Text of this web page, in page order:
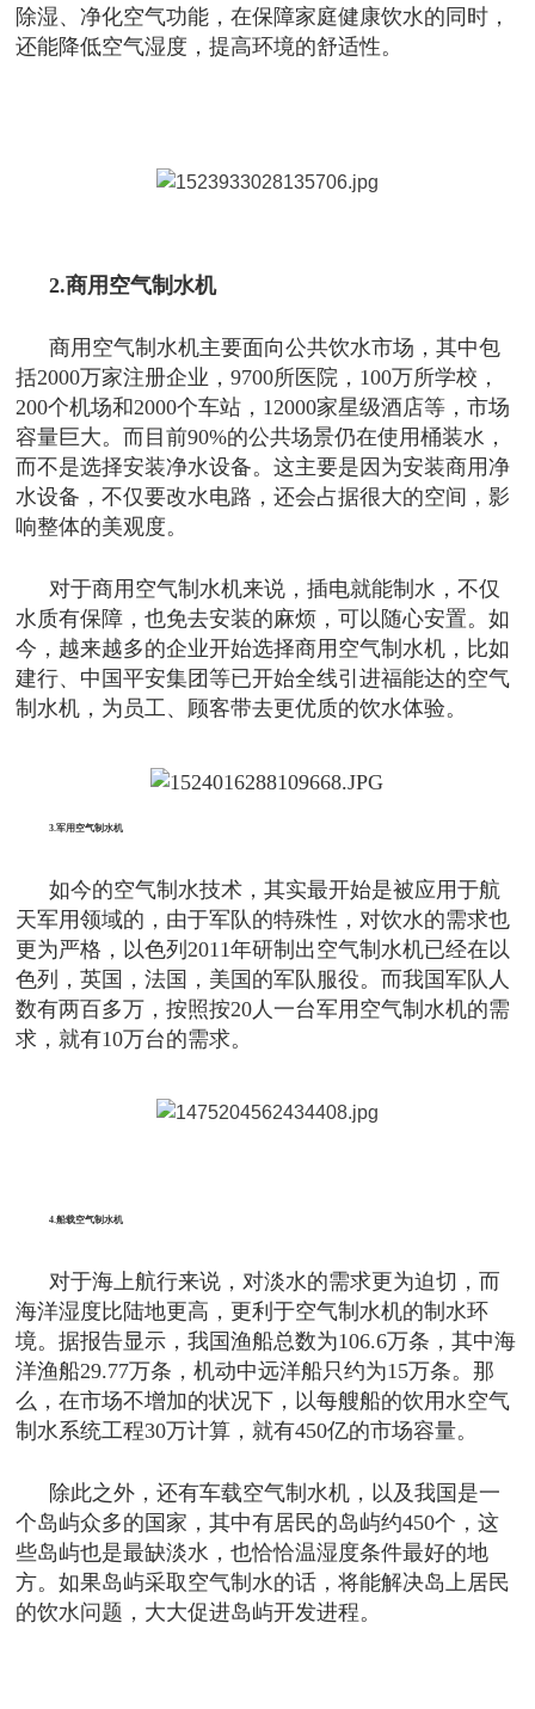
除湿、净化空气功能，在保障家庭健康饮水的同时，
还能降低空气湿度，提高环境的舒适性。
2.商用空气制水机
商用空气制水机主要面向公共饮水市场，其中包
括2000万家注册企业，9700所医院，100万所学校，
200个机场和2000个车站，12000家星级酒店等，市场
容量巨大。而目前90%的公共场景仍在使用桶装水，
而不是选择安装净水设备。这主要是因为安装商用净
水设备，不仅要改水电路，还会占据很大的空间，影
响整体的美观度。
对于商用空气制水机来说，插电就能制水，不仅
水质有保障，也免去安装的麻烦，可以随心安置。如
今，越来越多的企业开始选择商用空气制水机，比如
建行、中国平安集团等已开始全线引进福能达的空气
制水机，为员工、顾客带去更优质的饮水体验。
3.军用空气制水机
如今的空气制水技术，其实最开始是被应用于航
天军用领域的，由于军队的特殊性，对饮水的需求也
更为严格，以色列2011年研制出空气制水机已经在以
色列，英国，法国，美国的军队服役。而我国军队人
数有两百多万，按照按20人一台军用空气制水机的需
求，就有10万台的需求。
4.船载空气制水机
对于海上航行来说，对淡水的需求更为迫切，而
海洋湿度比陆地更高，更利于空气制水机的制水环
境。据报告显示，我国渔船总数为106.6万条，其中海
洋渔船29.77万条，机动中远洋船只约为15万条。那
么，在市场不增加的状况下，以每艘船的饮用水空气
制水系统工程30万计算，就有450亿的市场容量。
除此之外，还有车载空气制水机，以及我国是一
个岛屿众多的国家，其中有居民的岛屿约450个，这
些岛屿也是最缺淡水，也恰恰温湿度条件最好的地
方。如果岛屿采取空气制水的话，将能解决岛上居民
的饮水问题，大大促进岛屿开发进程。